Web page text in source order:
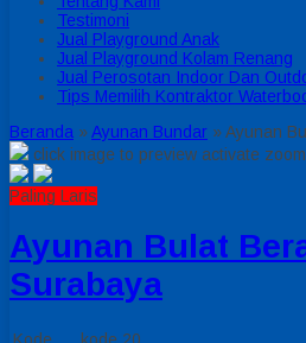
Testimoni
Jual Playground Anak
Jual Playground Kolam Renang
Jual Perosotan Indoor Dan
Tips Memilih Kontraktor
Beranda »Ayunan Bundar »Ayunan
click image to preview activate zoom
Paling Laris
Ayunan Bulat
Surabaya
Kode
kode 20